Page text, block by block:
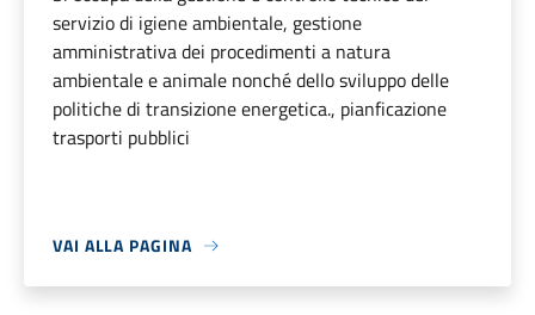
servizio di igiene ambientale, gestione
amministrativa dei procedimenti a natura
ambientale e animale nonché dello sviluppo delle
politiche di transizione energetica., pianficazione
trasporti pubblici
VAI ALLA PAGINA